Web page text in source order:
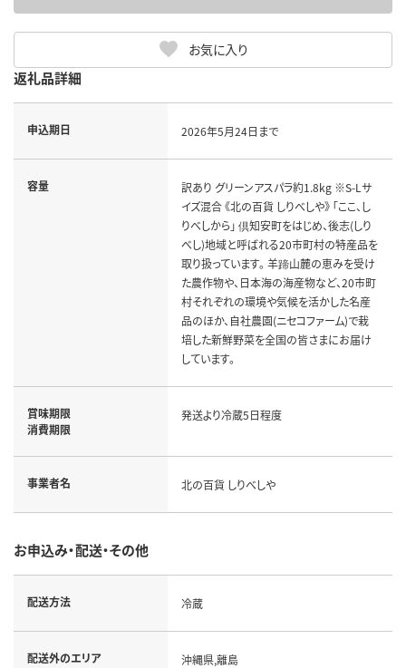
お気に入り
返礼品詳細
申込期日 2026年5月24日まで
容量
訳あり グリーンアスパラ約1.8kg ※S-Lサ
イズ混合 《北の百貨 しりべしや》 「ここ、し
りべしから」 倶知安町をはじめ、後志(しり
べし)地域と呼ばれる20市町村の特産品を
取り扱っています。 羊蹄山麓の恵みを受け
た農作物や、日本海の海産物など、20市町
村それぞれの環境や気候を活かした名産
品のほか、自社農園(ニセコファーム)で栽
培した新鮮野菜を全国の皆さまにお届け
しています。
賞味期限
消費期限
発送より冷蔵5日程度
事業者名 北の百貨 しりべしや
お申込み・配送・その他
配送方法 冷蔵
配送外のエリア 沖縄県,離島